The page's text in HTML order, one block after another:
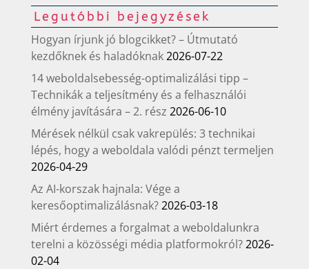
Legutóbbi bejegyzések
Hogyan írjunk jó blogcikket? – Útmutató
kezdőknek és haladóknak2026-07-22
14 weboldalsebesség-optimalizálási tipp –
Technikák a teljesítmény és a felhasználói
élmény javítására – 2. rész 2026-06-10
Mérések nélkül csak vakrepülés: 3 technikai
lépés, hogy a weboldala valódi pénzt termeljen
2026-04-29
Az AI-korszak hajnala: Vége a
keresőoptimalizálásnak?2026-03-18
Miért érdemes a forgalmat a weboldalunkra
terelni a közösségi média platformokról?2026-
02-04